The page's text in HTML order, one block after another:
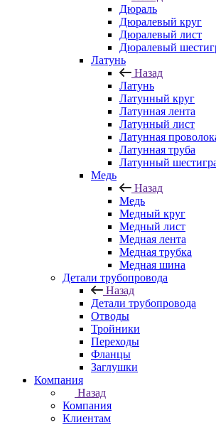
Дюраль
Дюралевый круг
Дюралевый лист
Дюралевый
Латунь
Назад
Латунь
Латунный круг
Латунная лента
Латунный лист
Латунная
Латунная труба
Латунный
Медь
Назад
Медь
Медный круг
Медный лист
Медная лента
Медная трубка
Медная шина
Детали трубопровода
Назад
Детали трубопровода
Отводы
Тройники
Переходы
Фланцы
Заглушки
Компания
Назад
Компания
Клиентам